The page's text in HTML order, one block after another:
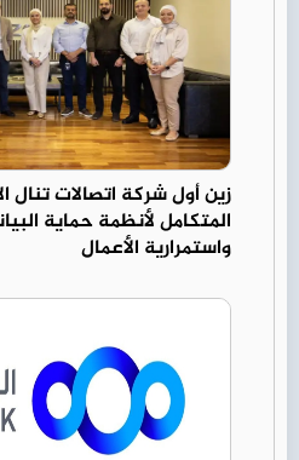
زين أول شركة اتصالات تنال
المتكامل لأنظمة حماية
واستمرارية الأعمال